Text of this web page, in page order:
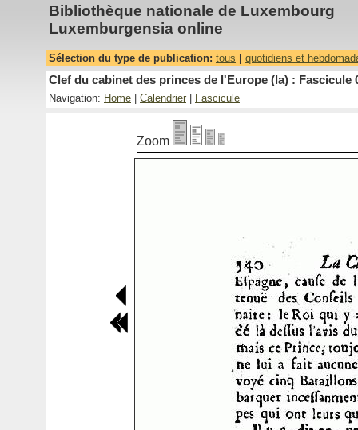
Bibliothèque nationale de Luxembourg
Luxemburgensia online
Sélection du type de publication: tous quotidiens et
Clef du cabinet des princes de l'Europe (la) : Fascicule
Navigation: Home Calendrier Fascicule
Zoom